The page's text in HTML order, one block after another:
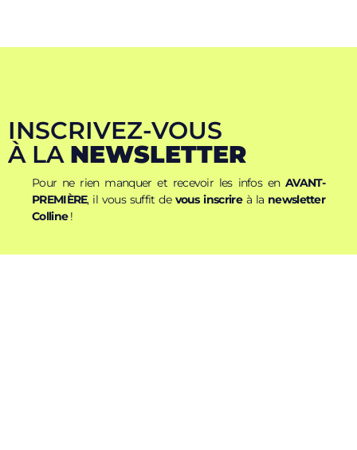
INSCRIVEZ-VOUS
À LA NEWSLETTER
Pour ne rien manquer et recevoir les infos enAVANT-
PREMIÈRE, il vous suffit de vous inscrireà la newsletter
Colline!